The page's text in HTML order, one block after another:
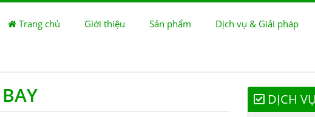
Trang chủ Giới thiệu Sản phẩm Dịch vụ & Giải pháp
DỊCH VỤ